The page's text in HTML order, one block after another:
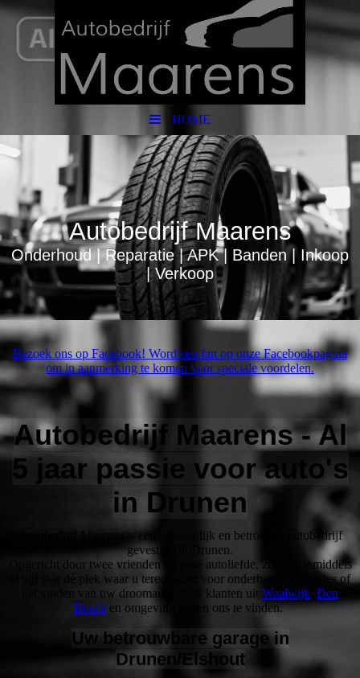
HOME
Autobedrijf Maarens
Onderhoud | Reparatie | APK | Banden | Inkoop
| Verkoop
Bezoek ons op Facebook! Word een fan op onze Facebookpagina
om in aanmerking te komen voor speciale voordelen.
Autobedrijf Maarens - Al
5 jaar passie voor auto's
in Drunen
Autobedrijf Maarens is een persoonlijk en betrokken autobedrijf
gevestigd in Drunen.
Opgericht door twee vrienden uit pure autoliefde, zijn wij inmiddels
al vijf jaar dé plek waar u terechtkunt voor onderhoud, reparaties of
het vinden van uw droomauto. Ook klanten uit Waalwijk Den
Bosch en omgeving weten ons te vinden.
Uw betrouwbare garage in
Drunen/Elshout